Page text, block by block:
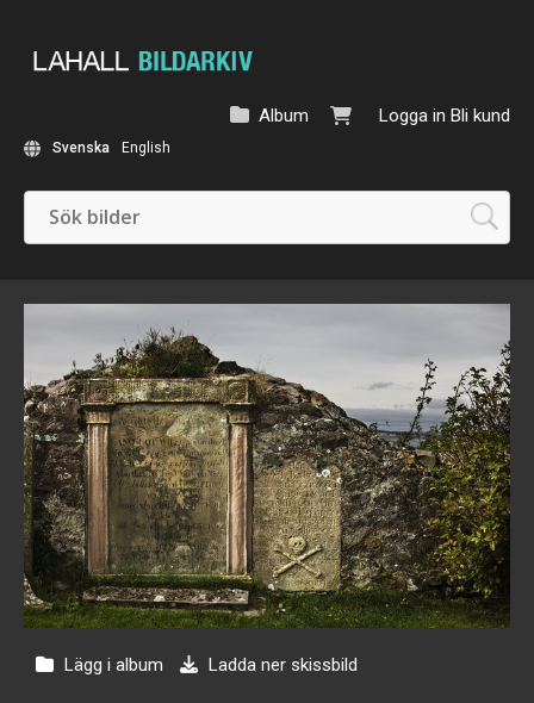
Logga in Bli kund
Album
Svenska English
Lägg i album Ladda ner skissbild